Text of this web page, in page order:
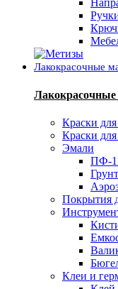
Лакокрасочные
Краски
Краски
Эмали
ПФ-
Покрытия
Клеи и